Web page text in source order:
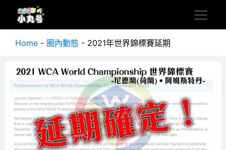
Home - 圈內動態 - 2021年世界錦標賽延期